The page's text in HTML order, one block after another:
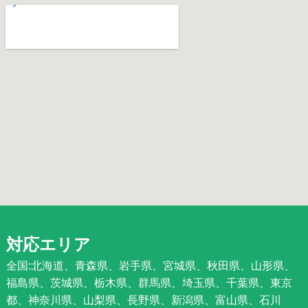
対応エリア
全国:北海道、青森県、岩手県、宮城県、秋田県、山形県、
福島県、茨城県、栃木県、群馬県、埼玉県、千葉県、東京
都、神奈川県、山梨県、長野県、新潟県、富山県、石川